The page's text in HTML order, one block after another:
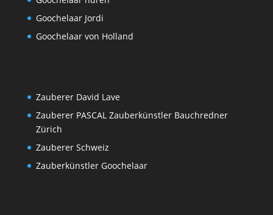
Goochelaar Jordi
Goochelaar von Holland
Zauberer David Lave
Zauberer PASCAL Zauberkünstler Bauchredner
Zürich
Zauberer Schweiz
Zauberkünstler Goochelaar